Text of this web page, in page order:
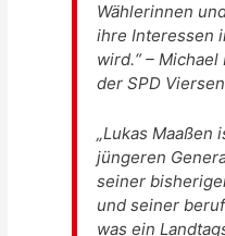
Wählerinnen
ihre Interessen
wird.“ –
der SPD Viersen
„Lukas
jüngeren
seiner
und seiner
was ein